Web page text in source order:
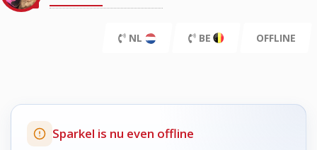
NL BE OFFLINE
Sparkel is nu even offline